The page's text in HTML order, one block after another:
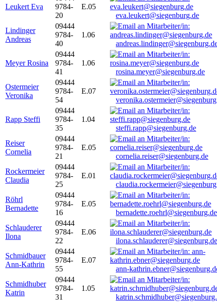
Leukert Eva
9784-
20
E.05
eva.leukert@siegenburg.de
Lindinger
Andreas
09444
9784-
40
1.06
Meyer Rosina
09444
9784-
41
1.06
rosina.meyer@siegenburg.de
Ostermeier
Veronika
09444
9784-
54
E.07
Rapp Steffi
09444
9784-
35
1.04
steffi.rapp@siegenburg.de
Reiser
Cornelia
09444
9784-
21
E.05
cornelia.reiser@siegenburg.de
Rockermeier
Claudia
09444
9784-
25
E.01
Röhrl
Bernadette
09444
9784-
16
E.05
bernadette.roehrl@siegenburg.de
Schlauderer
Ilona
09444
9784-
22
E.06
ilona.schlauderer@siegenburg.de
Schmidbauer
Ann-Kathrin
09444
9784-
55
E.07
ann-
Schmidhuber
Katrin
09444
9784-
31
1.05